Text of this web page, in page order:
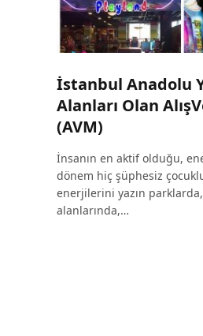
İstanbul Anadolu
Alanları Olan
(AVM)
İnsanın en aktif olduğu,
dönem hiç şüphesiz
enerjilerini yazın
alanlarında,…